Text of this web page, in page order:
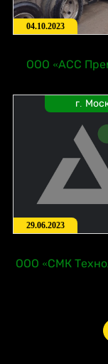
04.10.2023
ООО «АСС
г.
29.06.2023
ООО «СМК